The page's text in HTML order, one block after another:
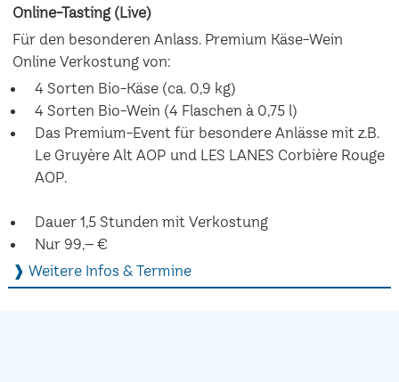
Online-Tasting (Live)
Für den besonderen Anlass. Premium Käse-Wein
Online Verkostung von:
4 Sorten Bio-Käse (ca. 0,9 kg)
4 Sorten Bio-Wein (4 Flaschen à 0,75 l)
Das Premium-Event für besondere Anlässe mit z.B.
Le Gruyère Alt AOP und LES LANES Corbière Rouge
AOP.
Dauer 1,5 Stunden mit Verkostung
Nur 99,– €
❱ Weitere Infos & Termine